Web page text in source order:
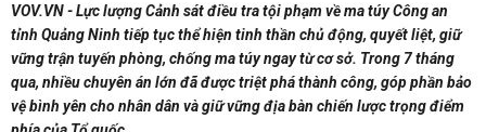
VOV.VN - Lực lượng Cảnh sát điều tra tội phạm về ma túy Công an
tỉnh Quảng Ninh tiếp tục thể hiện tinh thần chủ động, quyết liệt, giữ
vững trận tuyến phòng, chống ma túy ngay từ cơ sở. Trong 7 tháng
qua, nhiều chuyên án lớn đã được triệt phá thành công, góp phần bảo
vệ bình yên cho nhân dân và giữ vững địa bàn chiến lược trọng điểm